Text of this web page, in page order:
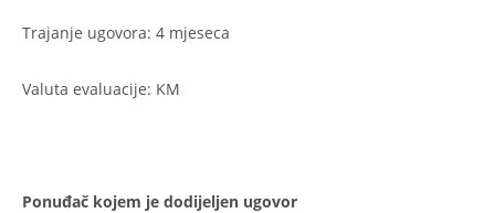
Trajanje ugovora: 4 mjeseca
Valuta evaluacije: KM
Ponuđač kojem je dodijeljen ugovor